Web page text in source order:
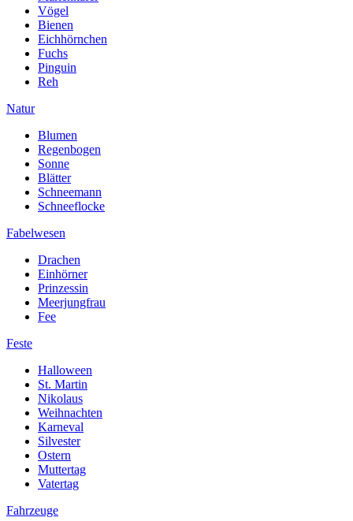
Vögel
Bienen
Eichhörnchen
Fuchs
Pinguin
Reh
Natur
Blumen
Regenbogen
Sonne
Blätter
Schneemann
Schneeflocke
Fabelwesen
Drachen
Einhörner
Prinzessin
Meerjungfrau
Fee
Feste
Halloween
St. Martin
Nikolaus
Weihnachten
Karneval
Silvester
Ostern
Muttertag
Vatertag
Fahrzeuge